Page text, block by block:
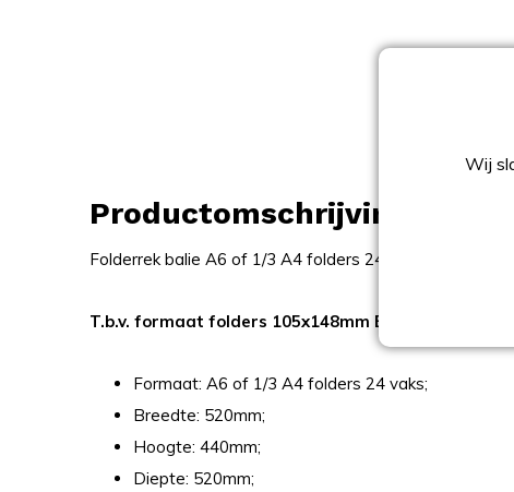
Productomschrijving
Folderrek balie A6 of 1/3 A4 folders 24 vaks,
T.b.v. formaat folders 105x148mm BxH (=A6
Formaat: A6 of 1/3 A4 folders 24 vaks;
Breedte: 520mm;
Hoogte: 440mm;
Diepte: 520mm;
Wij